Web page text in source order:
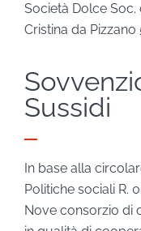
Società Dolce
Cristina da Pizzano
Sussidi
In base alla
Politiche sociali R.
Nove consorzio di